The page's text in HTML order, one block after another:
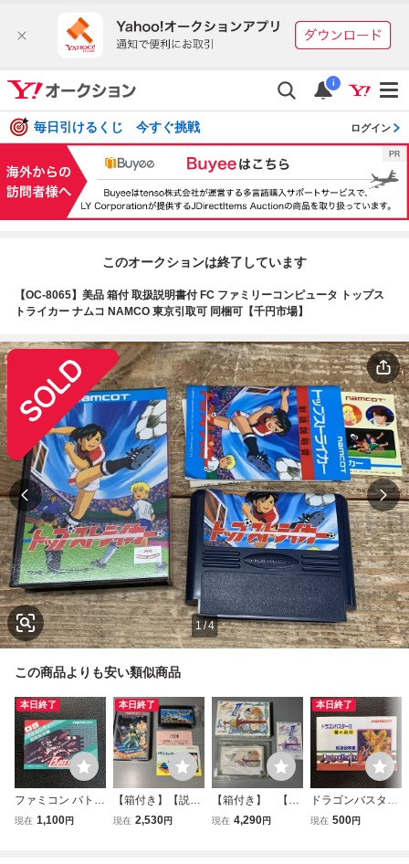
i
毎日引けるくじ 今すぐ挑戦 ログイン
このオークションは終了しています
【OC-8065】美品 箱付 取扱説明書付 FC ファミリーコンピュータ トップス
トライカー ナムコ NAMCO 東京引取可 同梱可【千円市場】
1/4
この商品よりも安い類似商品
本日終了
ファミコン バトル
シティー 取扱説明
現在 1,100円
本日終了
【箱付き】【説明
書付き】 ドラゴン
現在 2,530円
【箱付き】 【説
明書付き】 ファイ
現在 4,290円
本日終了
ドラゴンバスターI
I 闇の封印 取扱説
現在 500円